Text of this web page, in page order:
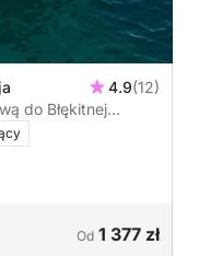
4.9(12)
do Błękitnej
Od 1 377 zł